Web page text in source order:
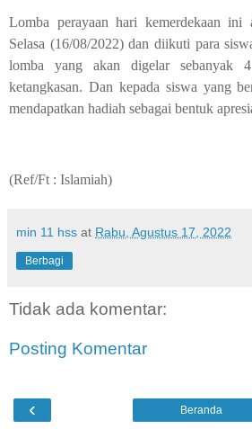
Lomba perayaan hari kemerdekaan ini
Selasa (16/08/2022) dan diikuti para
lomba yang akan digelar sebanyak
ketangkasan. Dan kepada siswa yang
mendapatkan hadiah sebagai bentuk
(Ref/Ft : Islamiah)
min 11 hss at Rabu, Agustus 17, 2022
Berbagi
Tidak ada komentar:
Posting Komentar
‹ Beranda